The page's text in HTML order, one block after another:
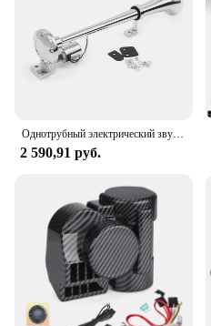
Однотрубный электрический звуковой сигнал, хромированный воздушный звуковой сигнал, комплект громкоговорителей 150 дБ, 12 В/24 В, универсальный для поезда, грузовика
2 590,91 руб.